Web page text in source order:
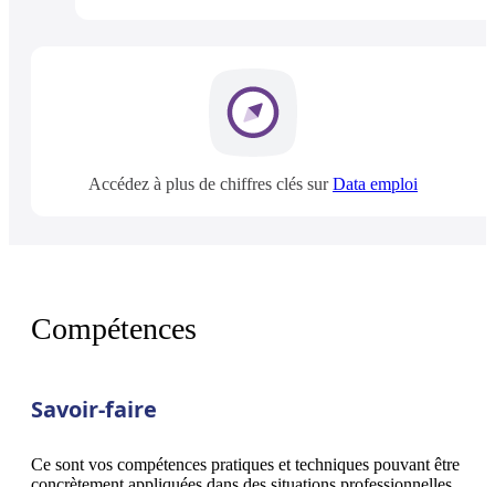
Accédez à plus de chiffres clés surData emploi
Compétences
Savoir-faire
Ce sont vos compétences pratiques et techniques pouvant être